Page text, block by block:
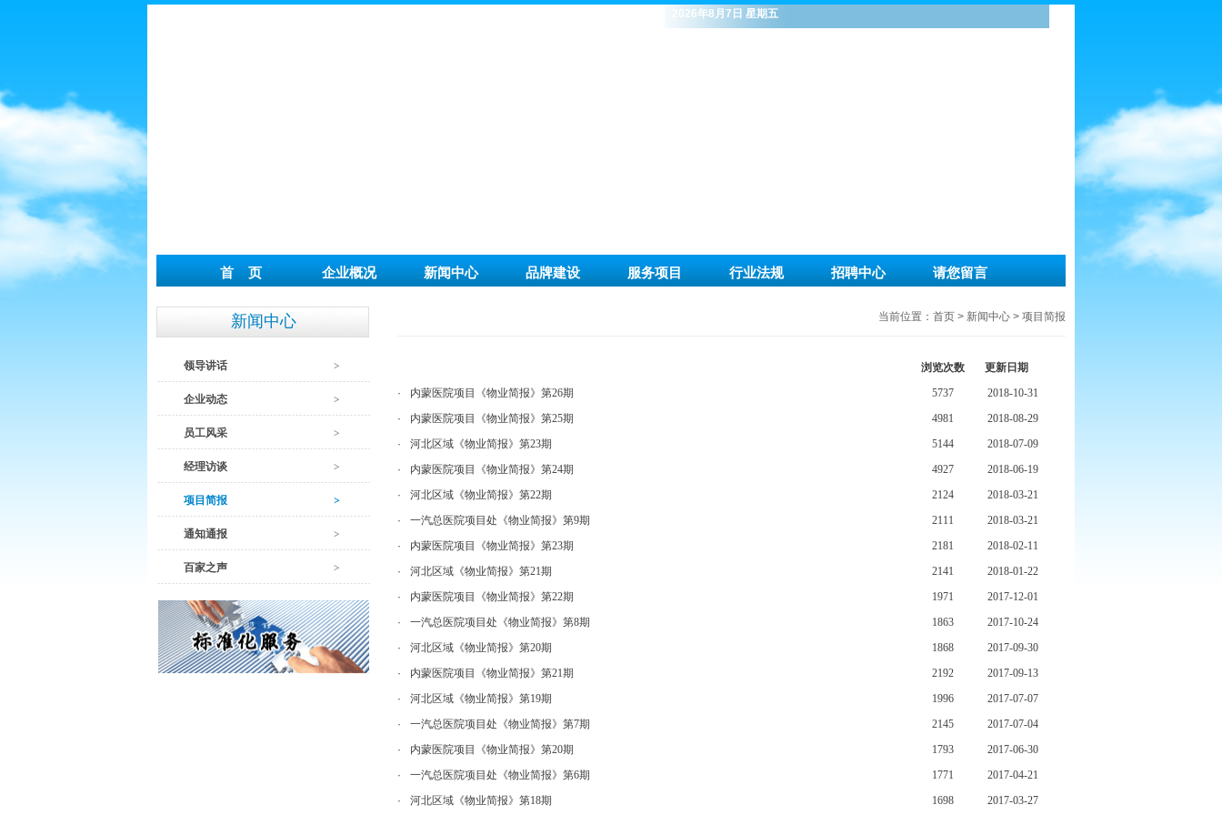
2026年8月7日 星期五
首 页 企业概况 新闻中心 品牌建设 服务项目 行业法规 招聘中心 请您留言
新闻中心
领导讲话
企业动态
员工风采
经理访谈
项目简报
通知通报
百家之声
当前位置： 首页 > 新闻中心 > 项目简报
浏览次数
更新日期
·
内蒙医院项目《物业简报》第26期 5737
2018-10-31
·
内蒙医院项目《物业简报》第25期 4981
2018-08-29
·
河北区域《物业简报》第23期 5144
2018-07-09
·
内蒙医院项目《物业简报》第24期 4927
2018-06-19
·
河北区域《物业简报》第22期 2124
2018-03-21
·
一汽总医院项目处《物业简报》第9期 2111
2018-03-21
·
内蒙医院项目《物业简报》第23期 2181
2018-02-11
·
河北区域《物业简报》第21期 2141
2018-01-22
·
内蒙医院项目《物业简报》第22期 1971
2017-12-01
·
一汽总医院项目处《物业简报》第8期 1863
2017-10-24
·
河北区域《物业简报》第20期 1868
2017-09-30
·
内蒙医院项目《物业简报》第21期 2192
2017-09-13
·
河北区域《物业简报》第19期 1996
2017-07-07
·
一汽总医院项目处《物业简报》第7期 2145
2017-07-04
·
内蒙医院项目《物业简报》第20期 1793
2017-06-30
·
一汽总医院项目处《物业简报》第6期 1771
2017-04-21
·
河北区域《物业简报》第18期 1698 2017-03-27